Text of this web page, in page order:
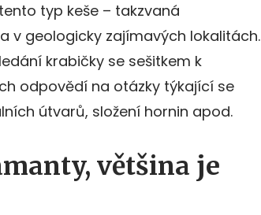
typ keše – takzvaná
v geologicky zajímavých lokalitách.
krabičky se sešitkem k
odpovědí na otázky týkající se
útvarů, složení hornin apod.
většina je